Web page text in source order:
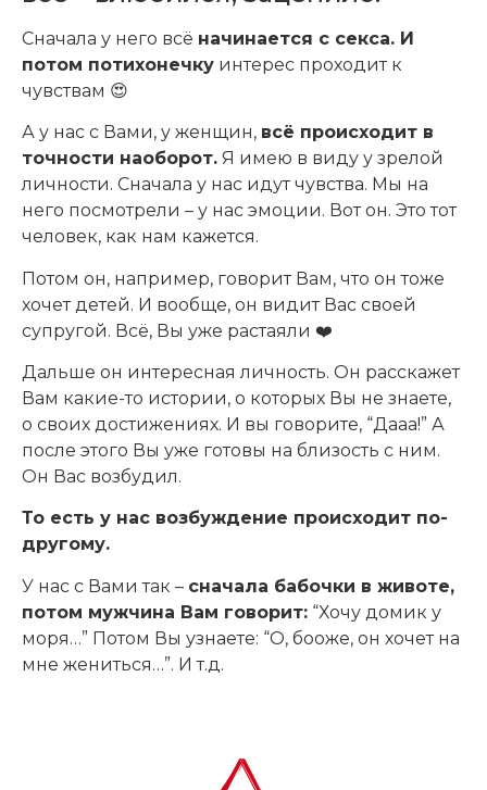
Сначала у него всё начинается с секса. И
потом потихонечку интерес проходит к
чувствам 😍
А у нас с Вами, у женщин, всё происходит в
точности наоборот. Я имею в виду у зрелой
личности. Сначала у нас идут чувства. Мы на
него посмотрели – у нас эмоции. Вот он. Это тот
человек, как нам кажется.
Потом он, например, говорит Вам, что он тоже
хочет детей. И вообще, он видит Вас своей
супругой. Всё, Вы уже растаяли ❤️
Дальше он интересная личность. Он расскажет
Вам какие-то истории, о которых Вы не знаете,
о своих достижениях. И вы говорите, “Дааа!” А
после этого Вы уже готовы на близость с ним.
Он Вас возбудил.
То есть у нас возбуждение происходит по-
другому.
У нас с Вами так – сначала бабочки в животе,
потом мужчина Вам говорит: “Хочу домик у
моря…” Потом Вы узнаете: “О, бооже, он хочет на
мне жениться…”. И т.д.